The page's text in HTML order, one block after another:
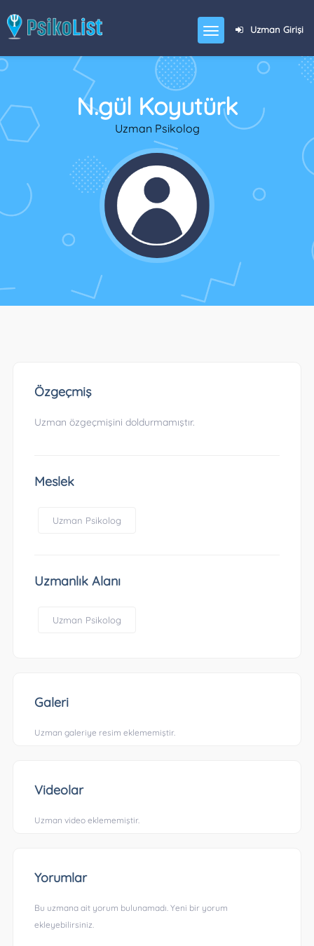
Uzman Girişi
N.gül Koyutürk
Uzman Psikolog
Özgeçmiş
Uzman özgeçmişini doldurmamıştır.
Meslek
Uzman Psikolog
Uzmanlık Alanı
Uzman Psikolog
Galeri
Uzman galeriye resim eklememiştir.
Videolar
Uzman video eklememiştir.
Yorumlar
Bu uzmana ait yorum bulunamadı. Yeni bir yorum
ekleyebilirsiniz.